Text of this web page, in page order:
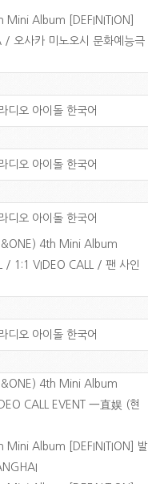
Mini Album [DEFINITION]
/ 오사카 미노오시 문화예능극
디오 아이돌 한국어
디오 아이돌 한국어
디오 아이돌 한국어
4th Mini Album
/ 1:1 VIDEO CALL / 팬 사인
디오 아이돌 한국어
4th Mini Album
CALL EVENT 一直娱 (현
Mini Album [DEFINITION] 발